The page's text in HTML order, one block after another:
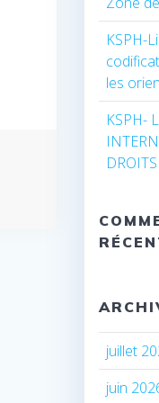
KSPH-
les
KSPH-
juillet
juin